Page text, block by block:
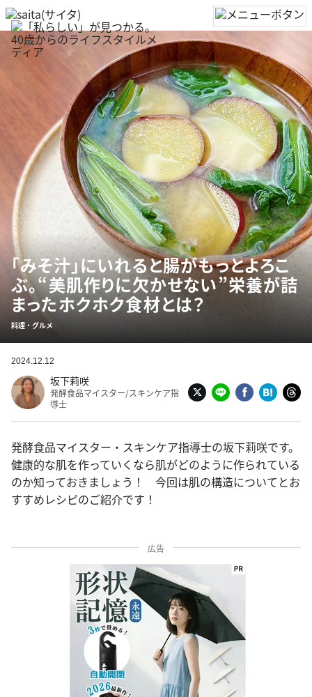
「みそ汁」にいれると腸がもっとよろこ
ぶ。“美肌作りに欠かせない”栄養が詰
まったホクホク食材とは？
料理・グルメ
2024.12.12
坂下莉咲
発酵食品マイスター/スキンケア指
導士
発酵食品マイスター・スキンケア指導士の坂下莉咲です。
健康的な肌を作っていくなら肌がどのように作られている
のか知っておきましょう！ 今回は肌の構造についてとお
すすめレシピのご紹介です！
広告